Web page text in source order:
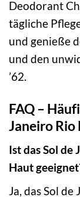
Deodorant
tägliche
und genieße
und den
’62.
FAQ –
Janeiro Rio
Ist das Sol
Haut
Ja, das Sol